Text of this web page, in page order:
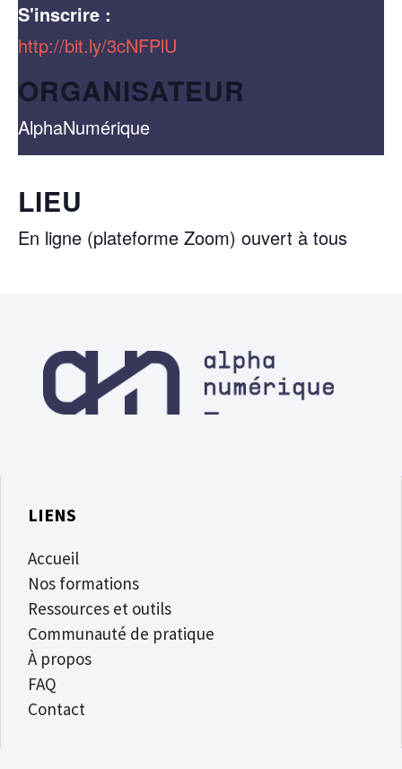
S'inscrire :
http://bit.ly/3cNFPlU
ORGANISATEUR
AlphaNumérique
LIEU
En ligne (plateforme Zoom) ouvert à tous
LIENS
Accueil
Nos formations
Ressources et outils
Communauté de pratique
À propos
FAQ
Contact